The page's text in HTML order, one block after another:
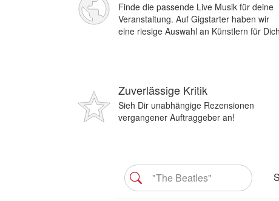
Finde die passende Live Musik für deine
Veranstaltung. Auf Gigstarter haben wir
eine riesige Auswahl an Künstlern für
Zuverlässige Kritik
Sieh Dir unabhängige Rezensionen
vergangener Auftraggeber an!